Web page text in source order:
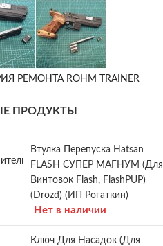
РЕМОНТА ROHM TRAINER
ПРОДУКТЫ
Втулка Перепуска Hatsan
FLASH СУПЕР МАГНУМ (для
Винтовок Flash, FlashPUP)
(Drozd) (ИП Рогаткин)
Нет в наличии
Ключ Для Насадок (для